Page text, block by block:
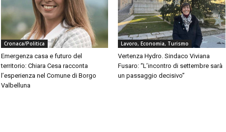
Cronaca/Politica
Emergenza casa e futuro del
territorio: Chiara Cesa racconta
l’esperienza nel Comune di Borgo
Valbelluna
Lavoro, Economia, Turismo
Vertenza Hydro. Sindaco Viviana
Fusaro: “L’incontro di settembre sarà
un passaggio decisivo”